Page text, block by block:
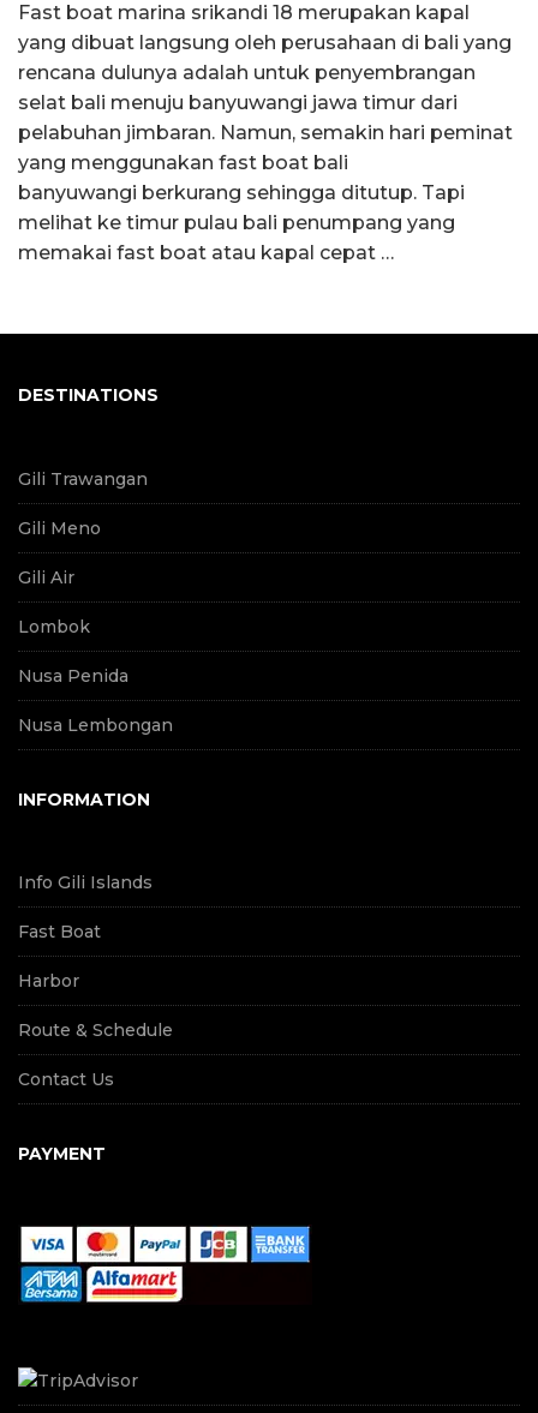
Fast boat marina srikandi 18 merupakan kapal
yang dibuat langsung oleh perusahaan di bali yang
rencana dulunya adalah untuk penyembrangan
selat bali menuju banyuwangi jawa timur dari
pelabuhan jimbaran. Namun, semakin hari peminat
yang menggunakan fast boat bali
banyuwangi berkurang sehingga ditutup. Tapi
melihat ke timur pulau bali penumpang yang
memakai fast boat atau kapal cepat …
DESTINATIONS
Gili Trawangan
Gili Meno
Gili Air
Lombok
Nusa Penida
Nusa Lembongan
INFORMATION
Info Gili Islands
Fast Boat
Harbor
Route & Schedule
Contact Us
PAYMENT